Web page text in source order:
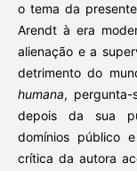
o tema da
Arendt à era
alienação e a
detrimento do
humana, pergunta-
depois da sua
domínios público
crítica da autora